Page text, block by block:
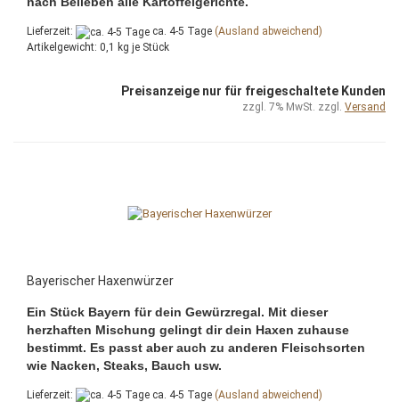
Lieferzeit: ca. 4-5 Tage (Ausland abweichend)
Artikelgewicht: 0,1 kg je Stück
Preisanzeige nur für freigeschaltete Kunden
zzgl. 7% MwSt. zzgl. Versand
Bayerischer Haxenwürzer
Ein Stück Bayern für dein Gewürzregal. Mit dieser
herzhaften Mischung gelingt dir dein Haxen zuhause
bestimmt. Es passt aber auch zu anderen Fleischsorten
wie Nacken, Steaks, Bauch usw.
Lieferzeit: ca. 4-5 Tage (Ausland abweichend)